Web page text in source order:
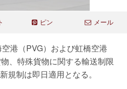
ピン メール
港（PVG）および虹橋空港
、特殊貨物に関する輸送制限
規制は即日適用となる。